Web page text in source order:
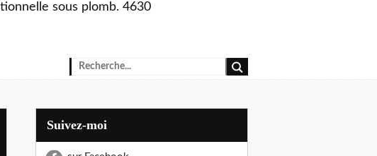
sous plomb. 4630
Suivez-moi